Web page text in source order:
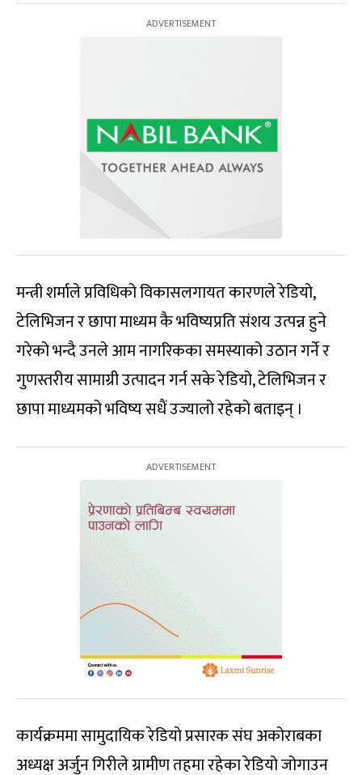
मन्त्री शर्माले प्रविधिको विकासलगायत कारणले रेडियो,
टेलिभिजन र छापा माध्यम कै भविष्यप्रति संशय उत्पन्न हुने
गरेको भन्दै उनले आम नागरिकका समस्याको उठान गर्ने र
गुणस्तरीय सामाग्री उत्पादन गर्न सके रेडियो, टेलिभिजन र
छापा माध्यमको भविष्य सधैं उज्यालो रहेको बताइन् ।
कार्यक्रममा सामुदायिक रेडियो प्रसारक संघ अकोराबका
अध्यक्ष अर्जुन गिरीले ग्रामीण तहमा रहेका रेडियो जोगाउन